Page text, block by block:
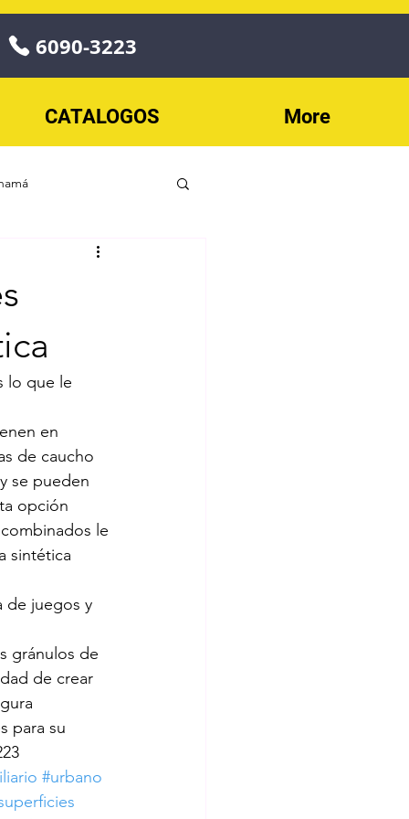
6090-3223
CATALOGOS More
Play
lo que le
en
de caucho
se pueden
opción
le
sintética
de juegos y
gránulos de
de crear
para su
#urbano